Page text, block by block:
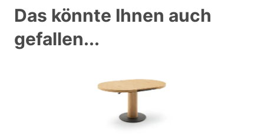
Das könnte Ihnen auch
gefallen...